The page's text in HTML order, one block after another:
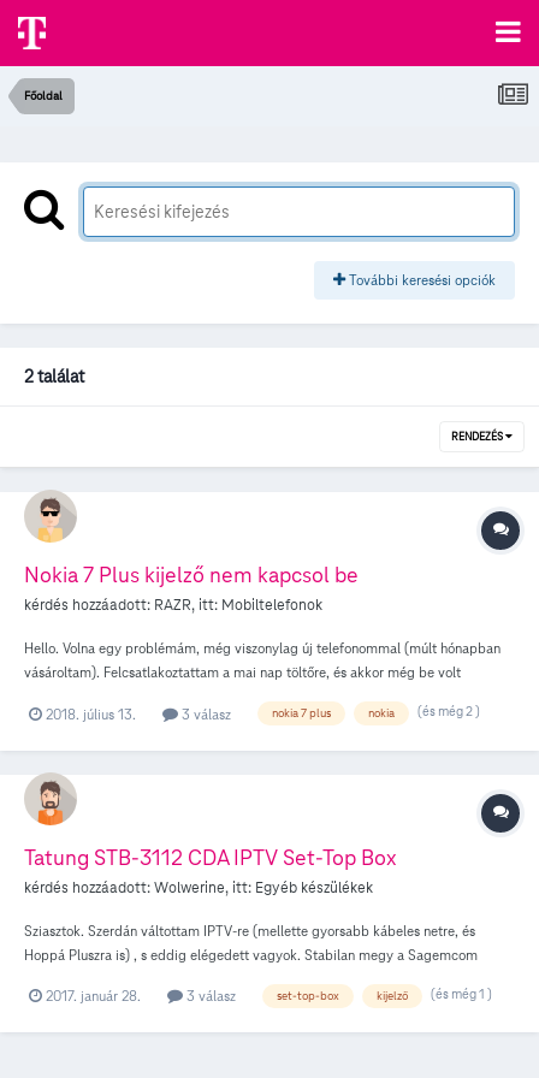
Főoldal
További keresési opciók
2 találat
RENDEZÉS
Nokia 7 Plus kijelző nem kapcsol be
kérdés hozzáadott: RAZR, itt: Mobiltelefonok
Hello. Volna egy problémám, még viszonylag új telefonommal (múlt hónapban
vásároltam). Felcsatlakoztattam a mai nap töltőre, és akkor még be volt
ekkor lefagyott a telefon kijelzője. Kikapcsoltam a kijelzőt, hogy majd én
nem működik, a kijelző azóta se kapcsol vissza, de a telefon meg be van
kapcsolva. Sajnos akkumulátort nem tudom kiszedni, mivel a telefon olyan, hogy
a hátlapot csak szervizben lehet eltávolítani. De ettől függetlenül, lehet vele mit
Telekomba ahol vettem és ők megcsinálják?
2018. július 13. 3 válasz nokia 7 plus nokia (és még 2 )
Tatung STB-3112 CDA IPTV Set-Top Box
kérdés hozzáadott:Wolwerine, itt: Egyéb készülékek
Sziasztok. Szerdán váltottam IPTV-re (mellette gyorsabb kábeles netre, és
Hoppá Pluszra is) , s eddig elégedett vagyok. Stabilan megy a Sagemcom
lehetne e állítani valamilyen beállításban, hogy a Set-top box mutassa, hogy
2017. január 28. 3 válasz set-top-box kijelző (és még 1 )